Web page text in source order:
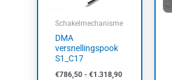
Schakelmechanisme
DMA
versnellingspook
S1_C17
€786,50 - €1.318,90
optie
worden
op
de